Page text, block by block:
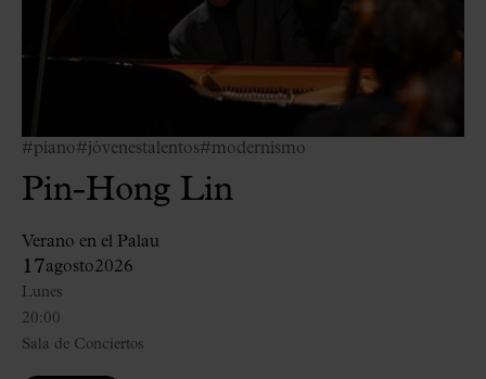
#piano#jóvenestalentos#modernismo
Pin-Hong Lin
Verano en el Palau
17agosto2026
20:00
Lunes
Sala de Conciertos